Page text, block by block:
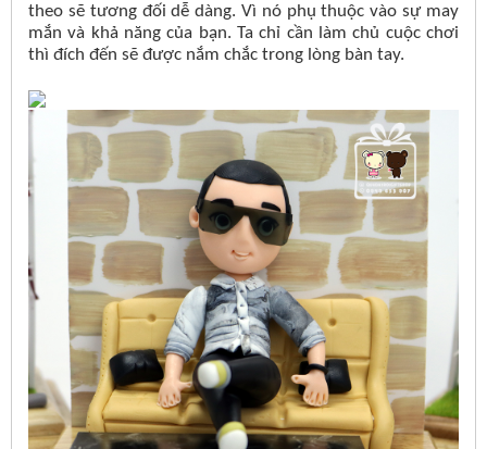
theo sẽ tương đối dễ dàng. Vì nó phụ thuộc vào sự may
mắn và khả năng của bạn. Ta chỉ cần làm chủ cuộc chơi
thì đích đến sẽ được nắm chắc trong lòng bàn tay.